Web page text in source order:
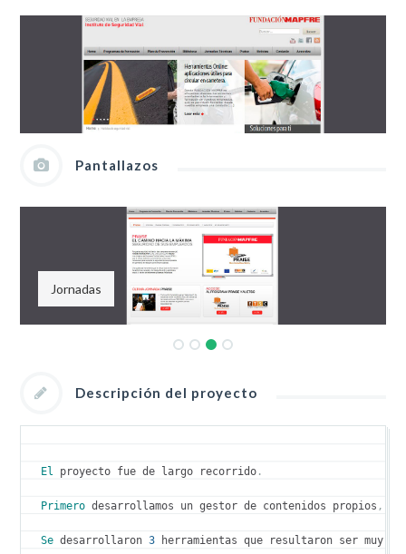
Pantallazos
Jornadas
Descripción del proyecto
El proyecto fue de largo recorrido .
Primero desarrollamos un gestor de contenidos propios ,
Se desarrollaron 3 herramientas que resultaron ser muy